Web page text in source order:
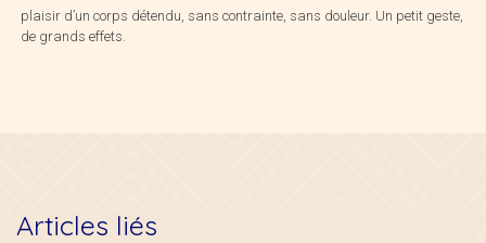
plaisir d’un corps détendu, sans contrainte, sans douleur. Un petit geste,
de grands effets.
Articles liés